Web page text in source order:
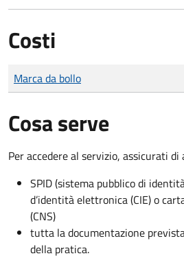
Costi
Tipo di pagamento
Importo
Marca da bollo
Cosa serve
Per accedere al servizio, assicurati di
SPID (sistema pubblico di
d’identità elettronica (CIE) o
(CNS)
tutta la documentazione
della pratica.